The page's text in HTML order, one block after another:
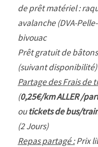
de prêt matériel :
avalanche (DVA-
bivouac
Prêt gratuit de
(suivant disponibilité)
Partage des Frais de
(0,25€/km ALLER /
outickets de bus/
(2 Jours)
Repas partagé :Prix